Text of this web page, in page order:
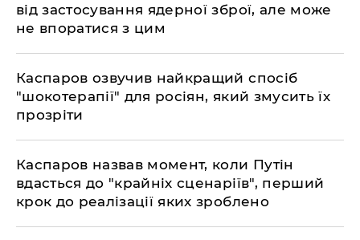
від застосування ядерної зброї, але може
не впоратися з цим
​Каспаров озвучив найкращий спосіб
"шокотерапії" для росіян, який змусить їх
прозріти
​Каспаров назвав момент, коли Путін
вдасться до "крайніх сценаріїв", перший
крок до реалізації яких зроблено